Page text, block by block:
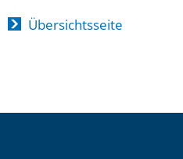
Übersichtsseite